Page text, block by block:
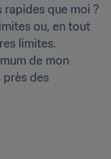
rapides que moi ?
ou, en tout
limites.
de mon
des